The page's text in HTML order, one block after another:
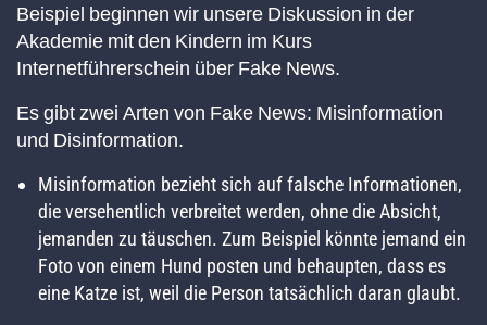
Beispiel beginnen wir unsere Diskussion in der
Akademie mit den Kindern im Kurs
Internetführerschein über Fake News.
Es gibt zwei Arten von Fake News: Misinformation
und Disinformation.
Misinformation bezieht sich auf falsche Informationen,
die versehentlich verbreitet werden, ohne die Absicht,
jemanden zu täuschen. Zum Beispiel könnte jemand ein
Foto von einem Hund posten und behaupten, dass es
eine Katze ist, weil die Person tatsächlich daran glaubt.